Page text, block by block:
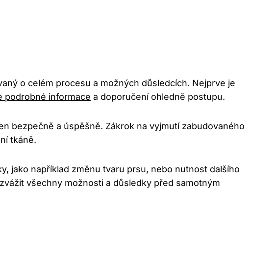
o celém procesu a možných důsledcích. Nejprve je
podrobné informace a doporučení ohledně postupu.
bezpečně a úspěšně. Zákrok na vyjmutí zabudovaného
tkáně.
jako například změnu tvaru prsu, nebo nutnost dalšího
všechny možnosti a důsledky před samotným